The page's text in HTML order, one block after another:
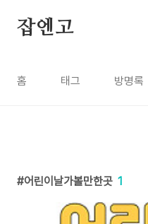
잡엔고
홈 태그 방명록
어린이날가볼만한곳 1